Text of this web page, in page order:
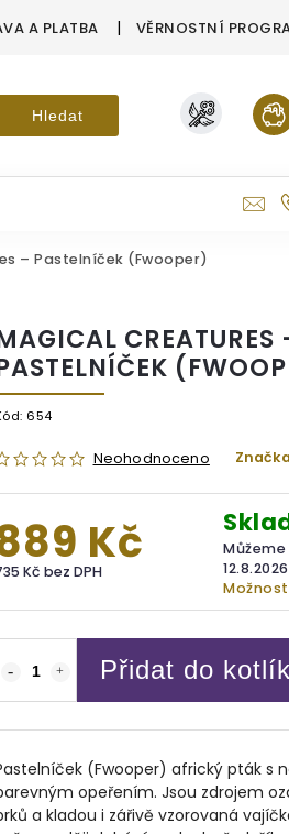
A PLATBA VĚRNOSTNÍ
Hledat
– Pastelníček (Fwooper)
CREATURES
654
Neohodnoceno
Kč
Kč bez DPH
12.8.2026
Přidat do
(Fwooper) africký pták s
opeřením. Jsou zdrojem
a kladou i zářivě vzorovaná